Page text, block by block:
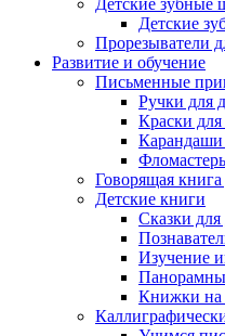
Детские зубные
Детские
Прорезыватели
Развитие и обучение
Письменные
Ручки для
Краски
Карандаши
Говорящая книга
Детские книги
Сказки для
Изучение
Книжки на